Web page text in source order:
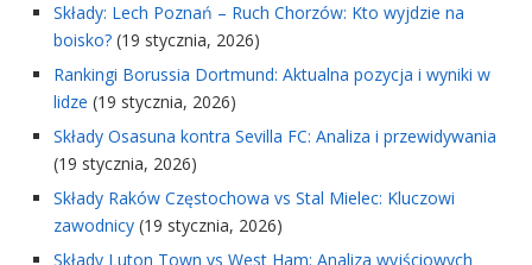
Składy: Lech Poznań – Ruch Chorzów: Kto wyjdzie na
boisko? (19 stycznia, 2026)
Rankingi Borussia Dortmund: Aktualna pozycja i wyniki w
lidze (19 stycznia, 2026)
Składy Osasuna kontra Sevilla FC: Analiza i przewidywania
(19 stycznia, 2026)
Składy Raków Częstochowa vs Stal Mielec: Kluczowi
zawodnicy (19 stycznia, 2026)
Składy Luton Town vs West Ham: Analiza wyjściowych